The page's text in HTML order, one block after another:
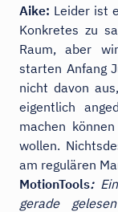
Aike: Leider ist
Konkretes zu
Raum, aber
starten Anfang
nicht davon
eigentlich
machen
wollen.
am regulären
MotionTools:
gerade